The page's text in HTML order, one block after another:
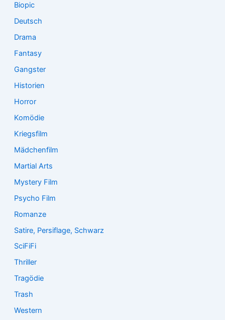
Biopic
Deutsch
Drama
Fantasy
Gangster
Historien
Horror
Komödie
Kriegsfilm
Mädchenfilm
Martial Arts
Mystery Film
Psycho Film
Romanze
Satire, Persiflage, Schwarz
SciFiFi
Thriller
Tragödie
Trash
Western